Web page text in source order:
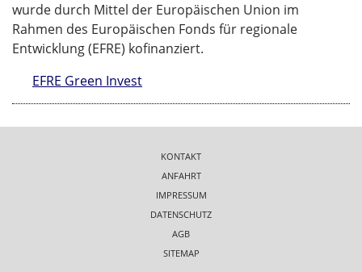
wurde durch Mittel der Europäischen Union im
Rahmen des Europäischen Fonds für regionale
Entwicklung (EFRE) kofinanziert.
EFRE Green Invest
KONTAKT
ANFAHRT
IMPRESSUM
DATENSCHUTZ
AGB
SITEMAP